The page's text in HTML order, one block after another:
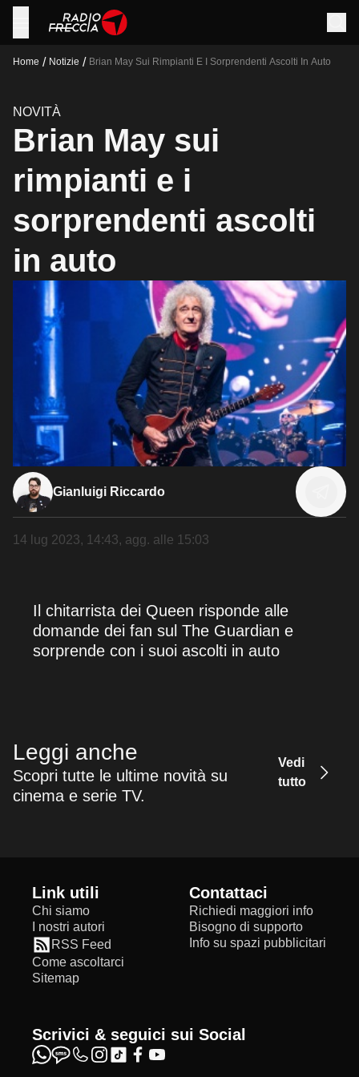
Home / Notizie / Brian May Sui Rimpianti E I Sorprendenti Ascolti In Auto
NOVITÀ
Brian May sui
rimpianti e i
sorprendenti ascolti
in auto
Gianluigi Riccardo
14 lug 2023, 14:43, agg. alle 15:03
Il chitarrista dei Queen risponde alle
domande dei fan sul The Guardian e
sorprende con i suoi ascolti in auto
Leggi anche
Scopri tutte le ultime novità su
cinema e serie TV.
Vedi
tutto
Link utili
Chi siamo
I nostri autori
RSS Feed
Come ascoltarci
Sitemap
Contattaci
Richiedi maggiori info
Bisogno di supporto
Info su spazi pubblicitari
Scrivici & seguici sui Social